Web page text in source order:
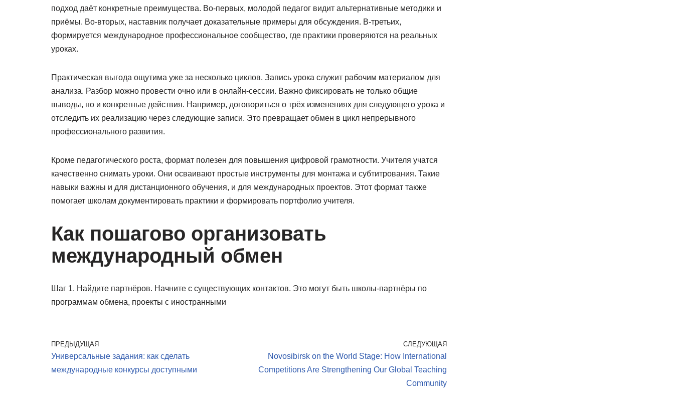
подход даёт конкретные преимущества. Во-первых, молодой педагог видит альтернативные методики и
приёмы. Во-вторых, наставник получает доказательные примеры для обсуждения. В-третьих,
формируется международное профессиональное сообщество, где практики проверяются на реальных
уроках.
Практическая выгода ощутима уже за несколько циклов. Запись урока служит рабочим материалом для
анализа. Разбор можно провести очно или в онлайн-сессии. Важно фиксировать не только общие
выводы, но и конкретные действия. Например, договориться о трёх изменениях для следующего урока и
отследить их реализацию через следующие записи. Это превращает обмен в цикл непрерывного
профессионального развития.
Кроме педагогического роста, формат полезен для повышения цифровой грамотности. Учителя учатся
качественно снимать уроки. Они осваивают простые инструменты для монтажа и субтитрования. Такие
навыки важны и для дистанционного обучения, и для международных проектов. Этот формат также
помогает школам документировать практики и формировать портфолио учителя.
Как пошагово организовать
международный обмен
Шаг 1. Найдите партнёров. Начните с существующих контактов. Это могут быть школы-партнёры по
программам обмена, проекты с иностранными
ПРЕДЫДУЩАЯ
Универсальные задания: как сделать
международные конкурсы доступными
СЛЕДУЮЩАЯ
Novosibirsk on the World Stage: How International
Competitions Are Strengthening Our Global Teaching
Community